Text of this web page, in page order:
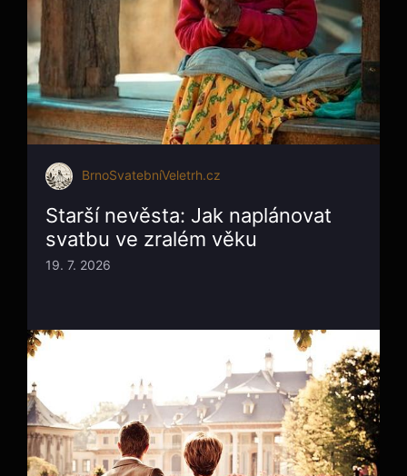
BrnoSvatebníVeletrh.cz
Starší nevěsta: Jak naplánovat
svatbu ve zralém věku
19. 7. 2026